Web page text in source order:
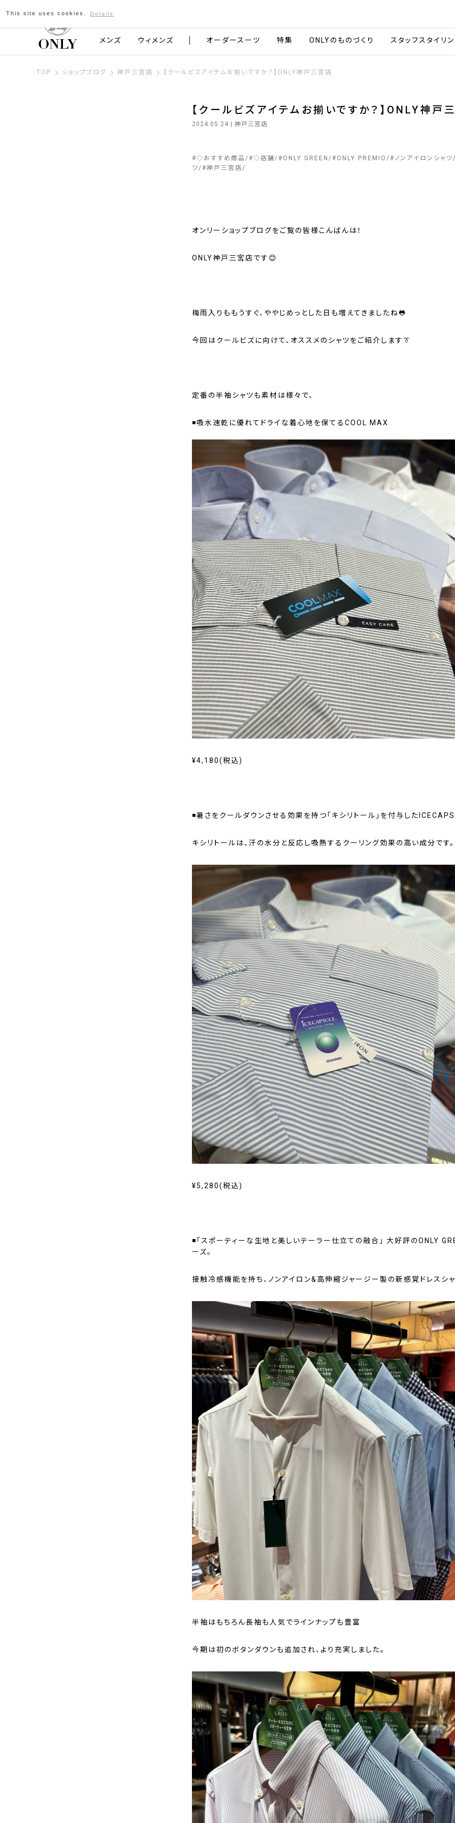
京都発のスーツブランド ONLY
メンズ ウィメンズ オーダースーツ 特集 ONLYのものづくり スタッフスタイリ
TOP ショップブログ 神戸三宮店 【クールビズアイテムお揃いですか？】ONLY神戸三宮店
【クールビズアイテムお揃いですか？】ONLY神戸
2024.05.24 | 神戸三宮店
#◇おすすめ商品 #◇店舗 #ONLY GREEN #ONLY PREMIO #ノンアイロンシャツ
ツ
#神戸三宮店
オンリーショップブログをご覧の皆様こんばんは！
ONLY神戸三宮店です😊
梅雨入りももうすぐ、ややじめっとした日も増えてきましたね🐸
今回はクールビズに向けて、オススメのシャツをご紹介します👔
定番の半袖シャツも素材は様々で、
◾吸水速乾に優れてドライな着心地を保てるCOOL MAX
¥4,180(税込)
◾暑さをクールダウンさせる効果を持つ「キシリトール」を付与した
キシリトールは、汗の水分と反応し吸熱するクーリング効果の高い成分です。
¥5,280(税込)
◾「スポーティーな生地と美しいテーラー仕立ての融合」 大好評のONLY
ーズ。
接触冷感機能を持ち、ノンアイロン&高伸縮ジャージー製の新感覚ドレスシャ
半袖はもちろん長袖も人気でラインナップも豊富
今期は初のボタンダウンも追加され、より充実しました。
This site uses cookies. Details